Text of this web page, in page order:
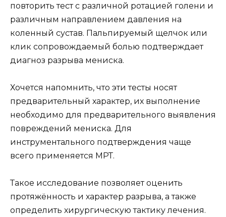
повторить тест с различной ротацией голени и
различным направлением давления на
коленный сустав. Пальпируемый щелчок или
клик сопровождаемый болью подтверждает
диагноз разрыва мениска.
Хочется напомнить, что эти тесты носят
предварительный характер, их выполнение
необходимо для предварительного выявления
повреждений мениска. Для
инструментального подтверждения чаще
всего применяется МРТ.
Такое исследование позволяет оценить
протяжённость и характер разрыва, а также
определить хирургическую тактику лечения.